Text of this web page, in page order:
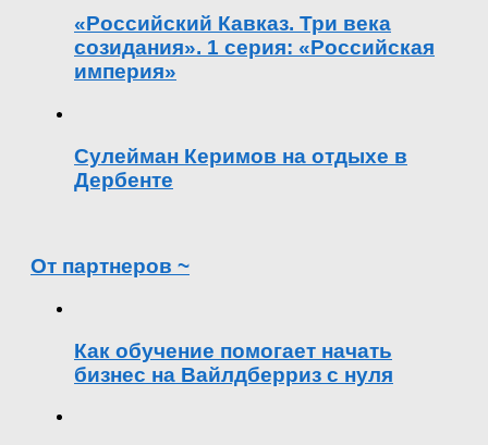
«Российский Кавказ. Три века
созидания». 1 серия: «Российская
империя»
Сулейман Керимов на отдыхе в
Дербенте
От партнеров ~
Как обучение помогает начать
бизнес на Вайлдберриз с нуля